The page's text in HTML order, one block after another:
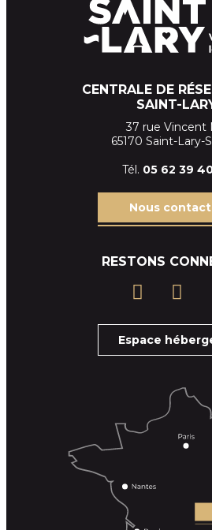
CENTRALE DE
SAINT-
37 rue Vincent
65170 Saint-Lary-
Tél. 05 62 39
Nous
RESTONS
Espace